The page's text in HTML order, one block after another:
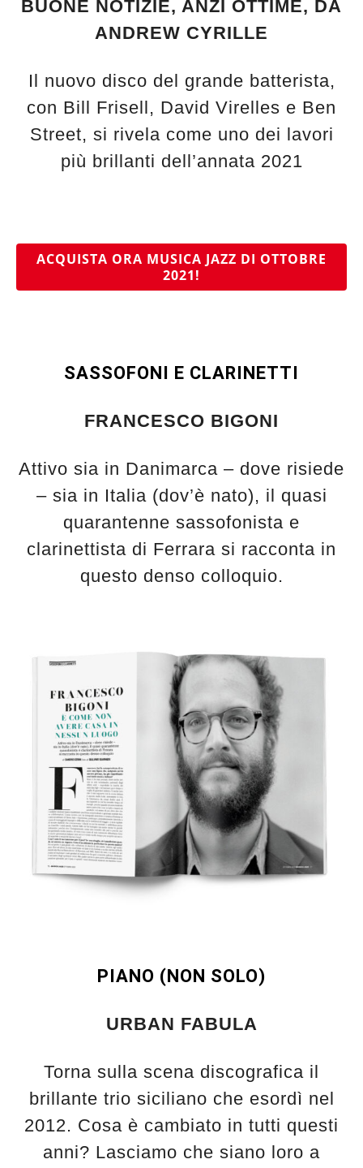
BUONE NOTIZIE, ANZI OTTIME, DA
ANDREW CYRILLE
Il nuovo disco del grande batterista,
con Bill Frisell, David Virelles e Ben
Street, si rivela come uno dei lavori
più brillanti dell’annata 2021
ACQUISTA ORA MUSICA JAZZ DI OTTOBRE
2021!
SASSOFONI E CLARINETTI
FRANCESCO BIGONI
Attivo sia in Danimarca – dove risiede
– sia in Italia (dov’è nato), il quasi
quarantenne sassofonista e
clarinettista di Ferrara si racconta in
questo denso colloquio.
PIANO (NON SOLO)
URBAN FABULA
Torna sulla scena discografica il
brillante trio siciliano che esordì nel
2012. Cosa è cambiato in tutti questi
anni? Lasciamo che siano loro a